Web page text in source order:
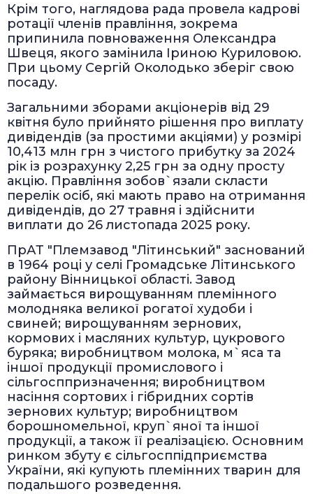
Крім того, наглядова рада провела кадрові
ротації членів правління, зокрема
припинила повноваження Олександра
Швеця, якого замінила Іриною Куриловою.
При цьому Сергій Околодько зберіг свою
посаду.
Загальними зборами акціонерів від 29
квітня було прийнято рішення про виплату
дивідендів (за простими акціями) у розмірі
10,413 млн грн з чистого прибутку за 2024
рік із розрахунку 2,25 грн за одну просту
акцію. Правління зобов`язали скласти
перелік осіб, які мають право на отримання
дивідендів, до 27 травня і здійснити
виплати до 26 листопада 2025 року.
ПрАТ "Племзавод "Літинський" заснований
в 1964 році у селі Громадське Літинського
району Вінницької області. Завод
займається вирощуванням племінного
молодняка великої рогатої худоби і
свиней; вирощуванням зернових,
кормових і масляних культур, цукрового
буряка; виробництвом молока, м`яса та
іншої продукції промислового і
сільгосппризначення; виробництвом
насіння сортових і гібридних сортів
зернових культур; виробництвом
борошномельної, круп`яної та іншої
продукції, а також її реалізацією. Основним
ринком збуту є сільгосппідприємства
України, які купують племінних тварин для
подальшого розведення.